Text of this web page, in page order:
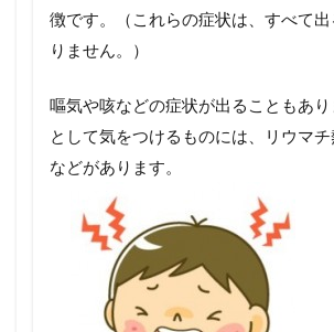
徴です。（これらの症状は、すべて
りません。）
嘔気や咳などの症状が出ることもあ
として気をつけるものには、リウマ
などがあります。